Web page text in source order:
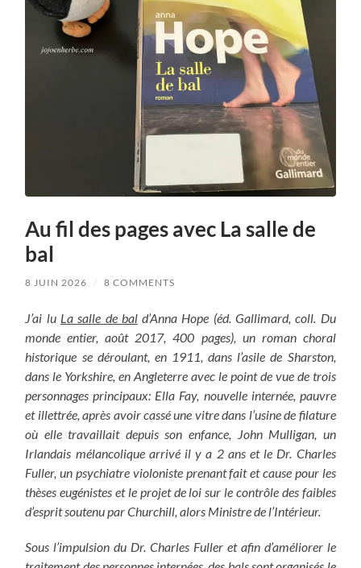
Au fil des pages avec La salle de
bal
8 JUIN 2026 / 8 COMMENTS
J’ai lu La salle de bald’Anna Hope (éd. Gallimard, coll. Du
monde entier, août 2017, 400 pages), un roman choral
historique se déroulant, en 1911, dans l’asile de Sharston,
dans le Yorkshire, en Angleterre avec le point de vue de trois
personnages principaux: Ella Fay, nouvelle internée, pauvre
et illettrée, après avoir cassé une vitre dans l’usine de filature
où elle travaillait depuis son enfance, John Mulligan, un
Irlandais mélancolique arrivé il y a 2 ans et le Dr. Charles
Fuller, un psychiatre violoniste prenant fait et cause pour les
thèses eugénistes et le projet de loi sur le contrôle des faibles
d’esprit soutenu par Churchill, alors Ministre de l’Intérieur.
Sous l’impulsion du Dr. Charles Fuller et afin d’améliorer le